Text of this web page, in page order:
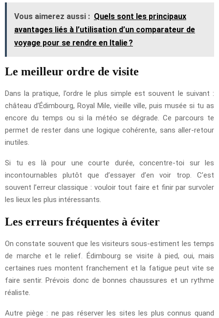
Vous aimerez aussi : Quels sont les principaux
avantages liés à l’utilisation d’un comparateur de
voyage pour se rendre en Italie ?
Le meilleur ordre de visite
Dans la pratique, l’ordre le plus simple est souvent le suivant :
château d’Édimbourg, Royal Mile, vieille ville, puis musée si tu as
encore du temps ou si la météo se dégrade. Ce parcours te
permet de rester dans une logique cohérente, sans aller-retour
inutiles.
Si tu es là pour une courte durée, concentre-toi sur les
incontournables plutôt que d’essayer d’en voir trop. C’est
souvent l’erreur classique : vouloir tout faire et finir par survoler
les lieux les plus intéressants.
Les erreurs fréquentes à éviter
On constate souvent que les visiteurs sous-estiment les temps
de marche et le relief. Édimbourg se visite à pied, oui, mais
certaines rues montent franchement et la fatigue peut vite se
faire sentir. Prévois donc de bonnes chaussures et un rythme
réaliste.
Autre piège : ne pas réserver les sites les plus connus quand